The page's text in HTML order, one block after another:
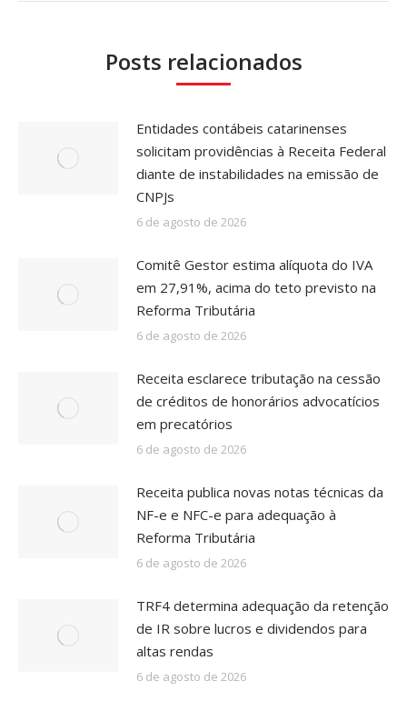
Posts relacionados
Entidades contábeis catarinenses
solicitam providências à Receita Federal
diante de instabilidades na emissão de
CNPJs
6 de agosto de 2026
Comitê Gestor estima alíquota do IVA
em 27,91%, acima do teto previsto na
Reforma Tributária
6 de agosto de 2026
Receita esclarece tributação na cessão
de créditos de honorários advocatícios
em precatórios
6 de agosto de 2026
Receita publica novas notas técnicas da
NF-e e NFC-e para adequação à
Reforma Tributária
6 de agosto de 2026
TRF4 determina adequação da retenção
de IR sobre lucros e dividendos para
altas rendas
6 de agosto de 2026